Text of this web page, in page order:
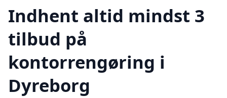
Indhent altid mindst 3
tilbud på
kontorrengøring i
Dyreborg